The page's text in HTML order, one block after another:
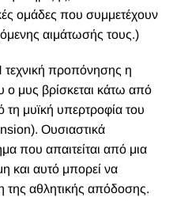
ομάδες που συμμετέχουν
αιμάτωσής τους.)
τεχνική προπόνησης η
ο μυς βρίσκεται κάτω από
μυϊκή υπερτροφία του
Ουσιαστικά
που απαιτείται από μια
και αυτό μπορεί να
της αθλητικής απόδοσης.